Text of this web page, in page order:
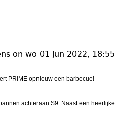
on wo 01 jun 2022, 18:55
PRIME opnieuw een barbecue!
achteraan S9. Naast een